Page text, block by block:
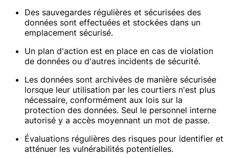
Des sauvegardes régulières et sécurisées des
données sont effectuées et stockées dans un
emplacement sécurisé.
Un plan d'action est en place en cas de violation
de données ou d'autres incidents de sécurité.
Les données sont archivées de manière sécurisée
lorsque leur utilisation par les courtiers n'est plus
nécessaire, conformément aux lois sur la
protection des données. Seul le personnel interne
autorisé y a accès moyennant un mot de passe.
Évaluations régulières des risques pour identifier et
atténuer les vulnérabilités potentielles.